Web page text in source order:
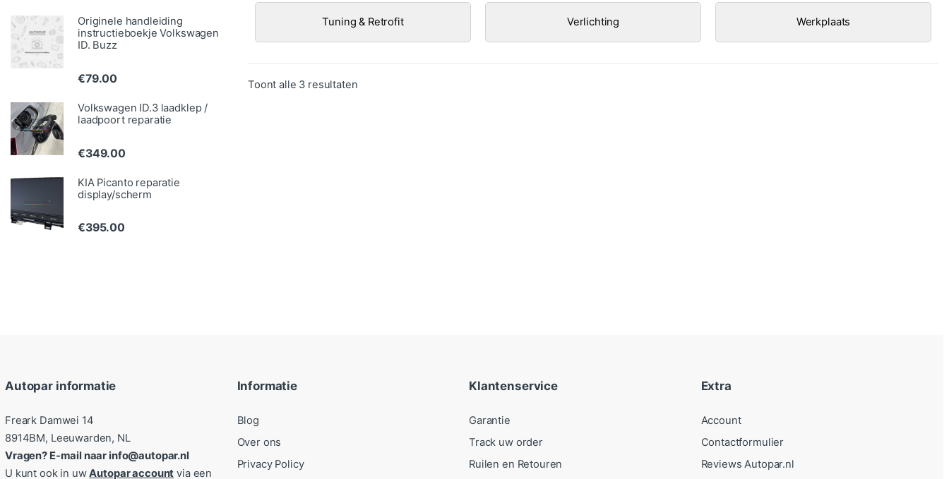
Tuning & Retrofit Verlichting Werkplaats
Toont alle 3 resultatenGesorteerd op populariteit
Originele handleiding
instructieboekje Volkswagen
ID. Buzz
€79.00
Volkswagen ID.3 laadklep /
laadpoort reparatie
€349.00
KIA Picanto reparatie
display/scherm
€395.00
Autopar informatie
Freark Damwei 14
8914BM, Leeuwarden, NL
Vragen? E-mail naar info@autopar.nl
U kunt ook in uwAutopar account via een
Informatie
Blog
Over ons
Privacy Policy
Klantenservice
Garantie
Track uw order
Ruilen en Retouren
Extra
Account
Contactformulier
Reviews Autopar.nl